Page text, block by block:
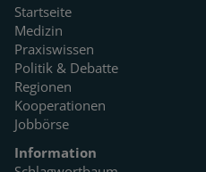
Startseite
Medizin
Praxiswissen
Politik & Debatte
Regionen
Kooperationen
Jobbörse
Information